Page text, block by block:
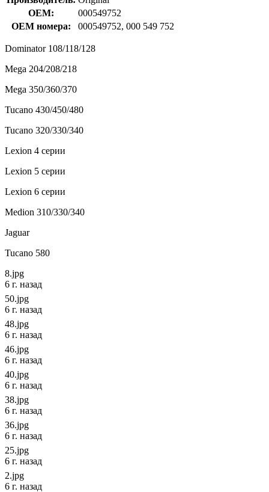
OEM:
000549752
OEM номера:
000549752, 000 549 752
Dominator 108/118/128
Mega 204/208/218
Mega 350/360/370
Tucano 430/450/480
Tucano 320/330/340
Lexion 4 серии
Lexion 5 серии
Lexion 6 серии
Medion 310/330/340
Jaguar
Tucano 580
8.jpg
6 г. назад
50.jpg
6 г. назад
48.jpg
6 г. назад
46.jpg
6 г. назад
40.jpg
6 г. назад
38.jpg
6 г. назад
36.jpg
6 г. назад
25.jpg
6 г. назад
2.jpg
6 г. назад